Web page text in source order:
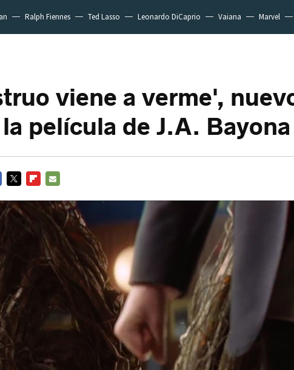
Ralph Fiennes Ted Lasso Leonardo DiCaprio Vaiana Marvel
viene a verme',
película de J.A. Bayona
MAIL